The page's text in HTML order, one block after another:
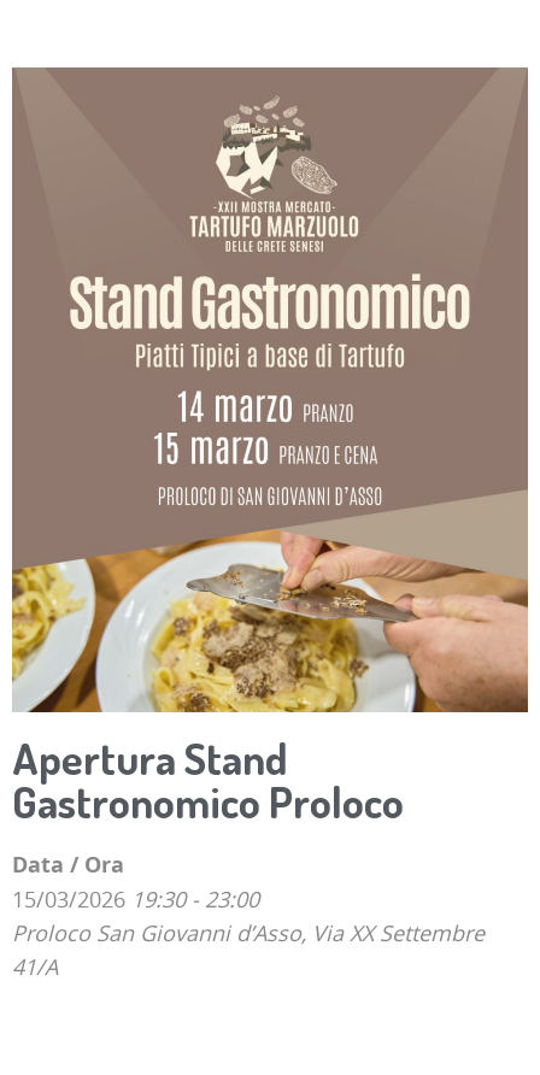
Apertura Stand
Gastronomico Proloco
Data / Ora
15/03/2026 19:30 - 23:00
Proloco San Giovanni d’Asso, Via XX Settembre
41/A